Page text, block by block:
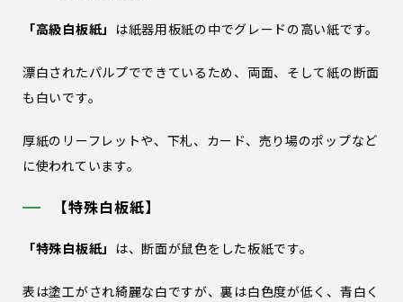
「高級白板紙」 は紙器用板紙の中でグレードの高い紙です。
漂白されたパルプでできているため、両面、そして紙の断面
も白いです。
厚紙のリーフレットや、下札、カード、売り場のポップなど
に使われています。
【特殊白板紙】
「特殊白板紙」 は、断面が鼠色をした板紙です。
表は塗工がされ綺麗な白ですが、裏は白色度が低く、青白く